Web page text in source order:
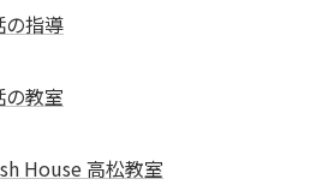
の指導
教室
House 高松教室